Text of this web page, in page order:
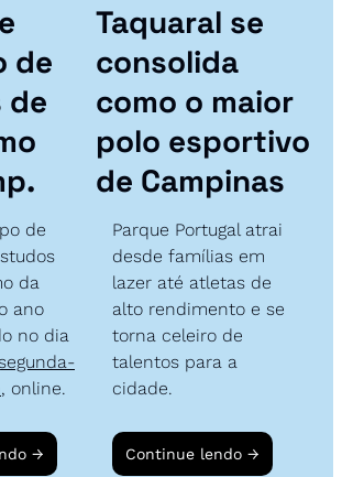
de
de
.
de
da
ano
, online.
→
Taquaral se
consolida
como o maior
polo esportivo
de Campinas
Parque Portugal atrai
desde famílias em
lazer até atletas de
alto rendimento e se
torna celeiro de
talentos para a
cidade.
Continue lendo →